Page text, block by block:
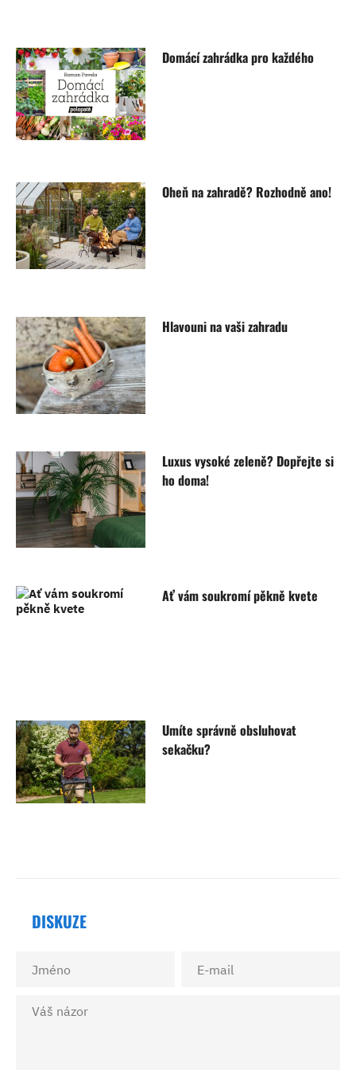
Domácí zahrádka pro každého
Oheň na zahradě? Rozhodně ano!
Hlavouni na vaši zahradu
Luxus vysoké zeleně? Dopřejte si
ho doma!
Ať vám soukromí pěkně kvete
Umíte správně obsluhovat
sekačku?
DISKUZE